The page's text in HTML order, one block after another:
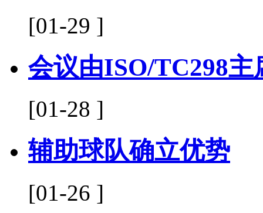
[01-29 ]
会议由ISO/TC298
[01-28 ]
辅助球队确立优势
[01-26 ]